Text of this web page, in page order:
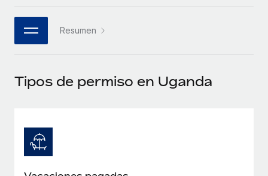
Conectar
Conecta cualquier herramienta de IA con Remote
Optimiza los procesos con herramientas empresariales
SERVICIOS
ASOCIARSE
Socios tecnológicos estratégicos
Integra la gestión de los RR. HH. globales en tu
Asociarse
Consultoría de integraciones y automatización con IA.
Webinarios
Información sobre salarios y talento
Obtén ayuda
한국어
中文（简体）Resumen
Tipos de permiso en Uganda